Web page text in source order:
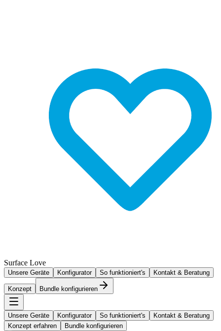
Surface Love
Unsere Geräte Konfigurator So funktioniert's Kontakt & Beratung
Konzept Bundle konfigurieren
Unsere Geräte Konfigurator So funktioniert's
Kontakt & Beratung
Konzept erfahren
Bundle konfigurieren